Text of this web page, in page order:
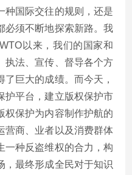
种国际交往的规则，还是
必须不断地探索新路。我
以来，我们的国家和
执法、宣传、督导各个方
巨大的成绩。而今天，
护平台，建立版权保护市
权保护为内容制作护航的
营商、业者以及消费群体
一种反盗维权的合力，构
，最终形成全民对于知识